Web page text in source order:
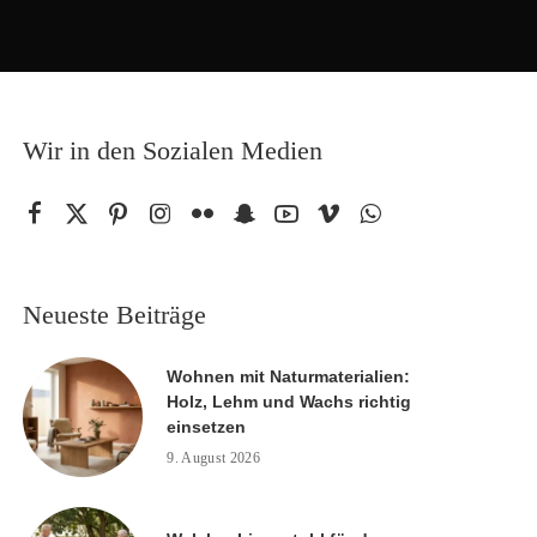
Wir in den Sozialen Medien
Neueste Beiträge
Wohnen mit Naturmaterialien:
Holz, Lehm und Wachs richtig
einsetzen
9. August 2026